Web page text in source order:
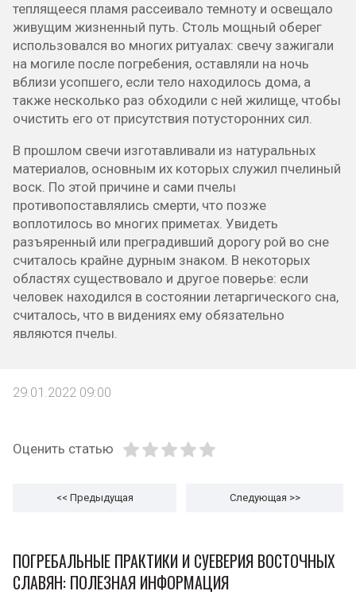
теплящееся пламя рассеивало темноту и освещало
живущим жизненный путь. Столь мощный оберег
использовался во многих ритуалах: свечу зажигали
на могиле после погребения, оставляли на ночь
вблизи усопшего, если тело находилось дома, а
также несколько раз обходили с ней жилище, чтобы
очистить его от присутствия потусторонних сил.
В прошлом свечи изготавливали из натуральных
материалов, основным их которых служил пчелиный
воск. По этой причине и сами пчелы
противопоставлялись смерти, что позже
воплотилось во многих приметах. Увидеть
разъяренный или преградивший дорогу рой во сне
считалось крайне дурным знаком. В некоторых
областях существовало и другое поверье: если
человек находился в состоянии летаргического сна,
считалось, что в видениях ему обязательно
являются пчелы.
29.01.2022 09:00
Оценить статью
<< Предыдущая Следующая >>
ПОГРЕБАЛЬНЫЕ ПРАКТИКИ И СУЕВЕРИЯ ВОСТОЧНЫХ
СЛАВЯН: ПОЛЕЗНАЯ ИНФОРМАЦИЯ